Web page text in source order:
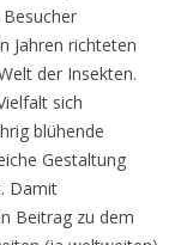
Jahren richteten
der Insekten.
sich
blühende
Gestaltung
Damit
Beitrag zu dem